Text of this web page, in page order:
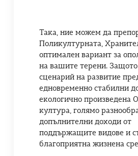
Така, ние можем да
Поликултурната,
оптимален вариант за
на вашите терени. Защото
сценарий на развитие
едновременно стабилни
екологично произведена
култура, голямо
допълнителни доходи от
поддържащите видове и
благоприятна жизнена